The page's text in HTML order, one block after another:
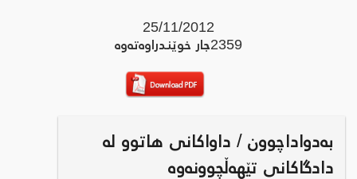
25/11/2012
2359جار خوێندراوه‌ته‌وه‌
بەدواداچوون / داواکانی هاتوو لە
دادگاکانی تێهەڵچوونەوە